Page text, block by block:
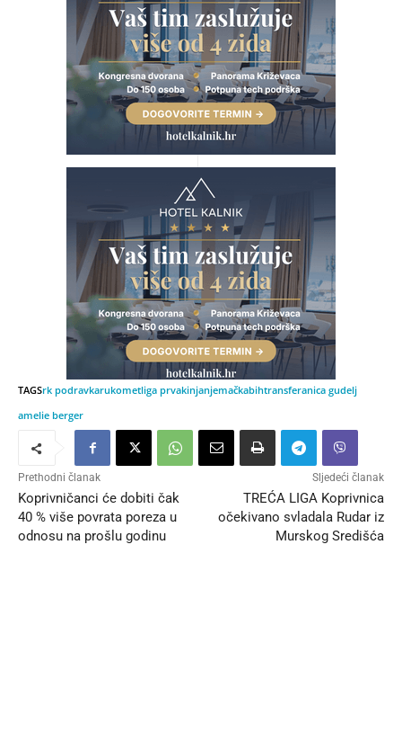
TAGSrk podravkarukometliga prvakinjanjemačkabihtransferanica gudelj
amelie berger
Prethodni članak
Koprivničanci će dobiti čak
40 % više povrata poreza u
odnosu na prošlu godinu
Sljedeći članak
TREĆA LIGA Koprivnica
očekivano svladala Rudar iz
Murskog Središća